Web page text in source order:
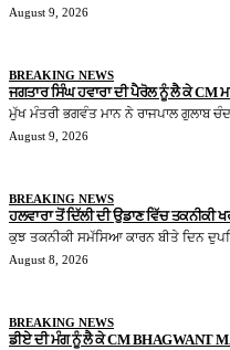
August 9, 2026
BREAKING NEWS
ਜਗਤਾਰ ਸਿੰਘ ਹਵਾਰਾ ਦੀ ਪੈਰੋਲ ਨੂੰ ਲੈ ਕੇ CM
ਮੁੱਖ ਮੰਤਰੀ ਭਗਵੰਤ ਮਾਨ ਨੇ ਰਾਜਪਾਲ ਗੁਲਾਬ
August 9, 2026
BREAKING NEWS
ਹਲਵਾਰਾ ਤੋਂ ਦਿੱਲੀ ਦੀ ਉਡਾਣ ਵਿੱਚ ਤਕਨੀਕੀ
ਕੁਝ ਤਕਨੀਕੀ ਸਮੱਸਿਆ ਕਾਰਨ ਬੀਤੇ ਦਿਨ
August 8, 2026
BREAKING NEWS
ਡੀਏ ਦੀ ਮੰਗ ਨੂੰ ਲੈ ਕੇ CM BHAGWANT